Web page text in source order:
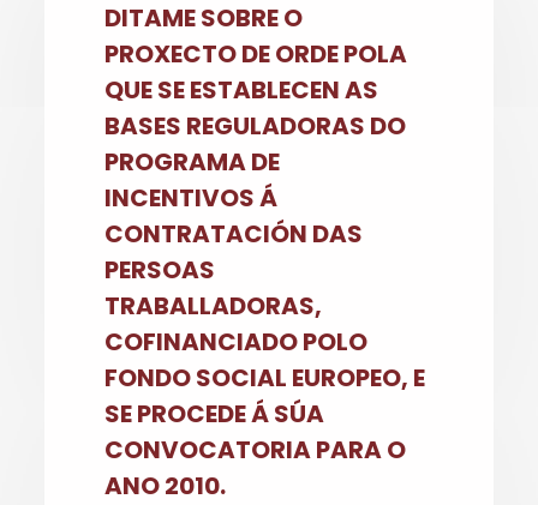
DITAME SOBRE O
PROXECTO DE ORDE POLA
QUE SE ESTABLECEN AS
BASES REGULADORAS DO
PROGRAMA DE
INCENTIVOS Á
CONTRATACIÓN DAS
PERSOAS
TRABALLADORAS,
COFINANCIADO POLO
FONDO SOCIAL EUROPEO, E
SE PROCEDE Á SÚA
CONVOCATORIA PARA O
ANO 2010.